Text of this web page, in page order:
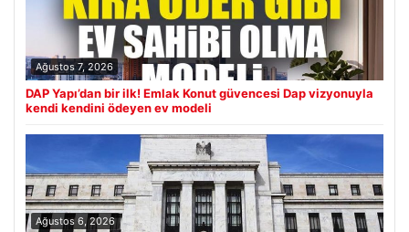
Ağustos 7, 2026
DAP Yapı’dan bir ilk! Emlak Konut güvencesi Dap vizyonuyla
kendi kendini ödeyen ev modeli
Ağustos 6, 2026